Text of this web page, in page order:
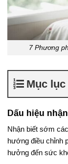
7 Phương
Mục
Dấu hiệu
Nhận biết sớm
hướng điều chỉnh
hưởng đến sức